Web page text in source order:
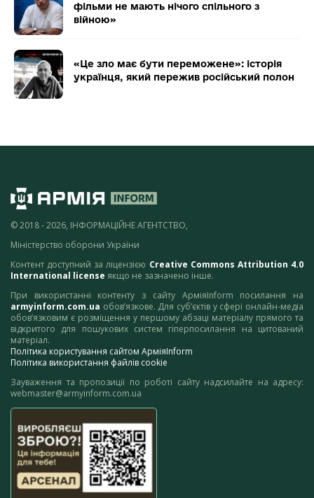
фільми не мають нічого спільного з
війною»
«Це зло має бути переможене»: історія
українця, який пережив російський полон
© 2018 - 2026, ІНФОРМАЦІЙНЕ АГЕНТСТВО,
Міністерство оборони України
Контент доступний за ліцензією Creative Commons Attribution 4.0
International license якщо не зазначено інше.
При використанні контенту з сайту АрміяInform посилання на
armyinform.com.ua обов’язкове. Для суб’єктів у сфері онлайн-медіа
обов’язковим є розміщення у першому абзаці матеріалу прямого та
відкритого для пошукових систем гіперпосилання на цитований
матеріал.
Політика користування сайтом АрміяInform
Політика використання файлів cookie
Зауваження та пропозиції по роботі сайту надсилайте на адресу:
webmaster@armyinform.com.ua